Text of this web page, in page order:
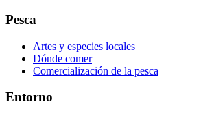
Pesca
Artes y especies locales
Dónde comer
Comercialización de la pesca
Entorno